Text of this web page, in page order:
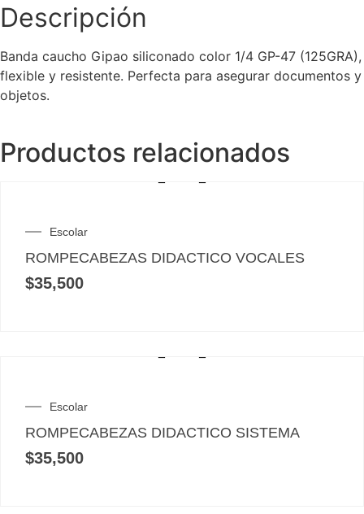
Descripción
Banda caucho Gipao siliconado color 1/4 GP-47 (125GRA),
flexible y resistente. Perfecta para asegurar documentos y
objetos.
Productos relacionados
Escolar
ROMPECABEZAS DIDACTICO VOCALES
$35,500
Escolar
ROMPECABEZAS DIDACTICO SISTEMA
$35,500